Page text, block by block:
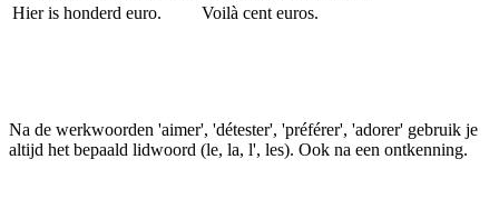
Hier is honderd euro.
Voilà cent euros.
Na de werkwoorden 'aimer', 'détester', 'préférer', 'adorer' gebruik je
altijd het bepaald lidwoord (le, la, l', les). Ook na een ontkenning.